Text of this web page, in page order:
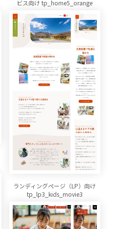
ビス向け tp_home5_orange
ランディングページ（LP）向け
tp_lp3_kids_movie3